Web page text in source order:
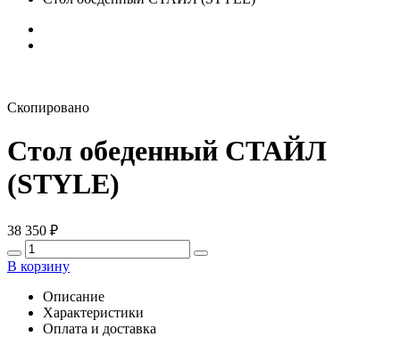
Скопировано
Стол обеденный СТАЙЛ
(STYLE)
38 350 ₽
В корзину
Описание
Характеристики
Оплата и доставка